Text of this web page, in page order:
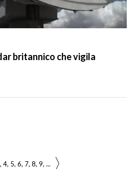
britannico che vigila
4 5 6 7 8 9 ...